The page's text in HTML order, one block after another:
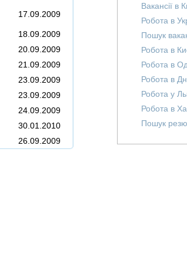
17.09.2009
18.09.2009
20.09.2009
21.09.2009
23.09.2009
23.09.2009
24.09.2009
30.01.2010
26.09.2009
Вакансії в
Робота в
Пошук
Робота в
Робота в
Робота в
Робота у
Робота в
Пошук